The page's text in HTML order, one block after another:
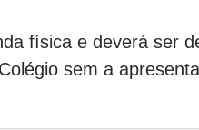
física e deverá ser
sem a